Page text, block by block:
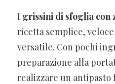
I grissini di sfoglia con
ricetta semplice,
versatile. Con pochi
preparazione alla
realizzare un antipasto